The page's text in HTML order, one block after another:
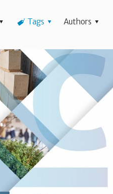
Tags Authors